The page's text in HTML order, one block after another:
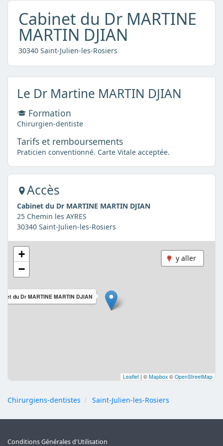
Cabinet du Dr MARTINE
MARTIN DJIAN
30340 Saint-Julien-les-Rosiers
Le Dr Martine MARTIN DJIAN
Formation
Chirurgien-dentiste
Tarifs et remboursements
Praticien conventionné. Carte Vitale acceptée.
Accès
Cabinet du Dr MARTINE MARTIN DJIAN
25 Chemin les AYRES
30340 Saint-Julien-les-Rosiers
y aller
du Dr MARTINE MARTIN DJIAN
+
−
Leaflet | © Mapbox © OpenStreetMap
Chirurgiens-dentistes Saint-Julien-les-Rosiers
Conditions Générales d'Utilisation